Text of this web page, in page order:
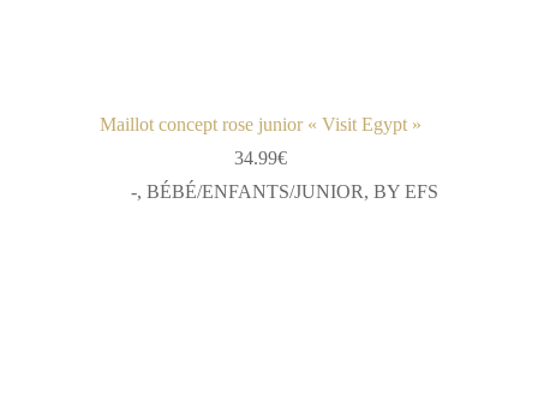
Maillot concept rose junior « Visit Egypt »
34.99€
-,BÉBÉ/ENFANTS/JUNIOR,BY EFS